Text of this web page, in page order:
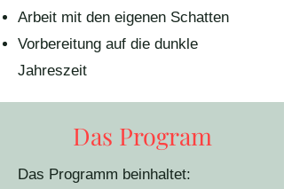
Arbeit mit den eigenen Schatten
Vorbereitung auf die dunkle
Jahreszeit
Das Program
Das Programm beinhaltet: